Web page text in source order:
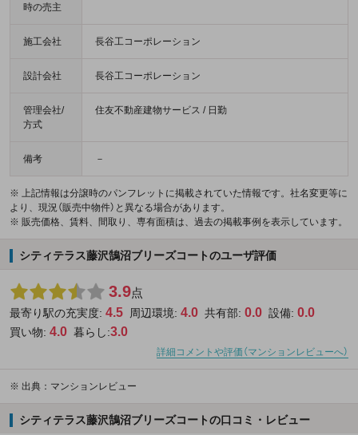
時の売主
施工会社 長谷工コーポレーション
設計会社 長谷工コーポレーション
管理会社/
方式
住友不動産建物サービス / 日勤
備考 －
※ 上記情報は分譲時のパンフレットに掲載されていた情報です。社名変更等に
より、現況（販売中物件）と異なる場合があります。
※ 販売価格、賃料、間取り、専有面積は、過去の掲載事例を表示しています。
シティテラス藤沢鵠沼ブリーズコートのユーザ評価
3.9点
最寄り駅の充実度: 4.5 周辺環境: 4.0 共有部: 0.0 設備: 0.0
買い物: 4.0 暮らし:3.0
詳細コメントや評価（マンションレビューへ）
※ 出典：マンションレビュー
シティテラス藤沢鵠沼ブリーズコートの口コミ・レビュー